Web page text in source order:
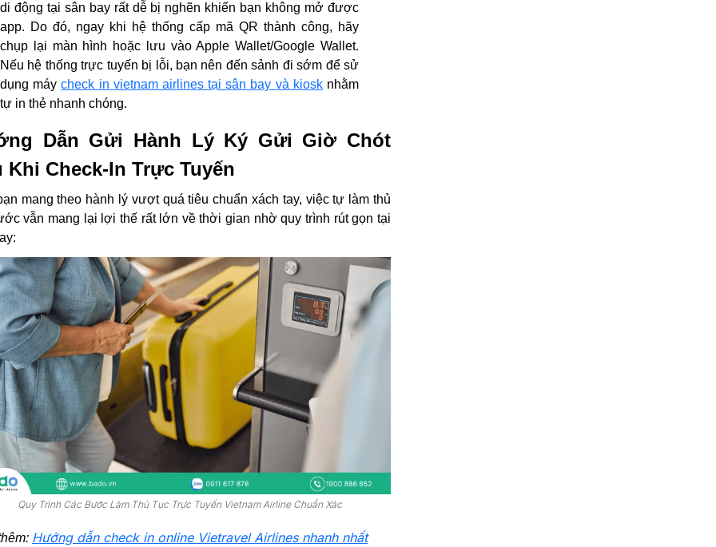
di động tại sân bay rất dễ bị nghẽn khiến bạn không mở được
app. Do đó, ngay khi hệ thống cấp mã QR thành công, hãy
chụp lại màn hình hoặc lưu vào Apple Wallet/Google Wallet.
Nếu hệ thống trực tuyến bị lỗi, bạn nên đến sảnh đi sớm để sử
dụng máycheck in vietnam airlines tại sân bay và kiosknhằm
tự in thẻ nhanh chóng.
Dẫn Gửi Hành Lý Ký Gửi Giờ Chót
Khi Check-In Trực Tuyến
mang theo hành lý vượt quá tiêu chuẩn xách tay, việc tự làm thủ
vẫn mang lại lợi thế rất lớn về thời gian nhờ quy trình rút gọn tại
Quy Trình Các Bước Làm Thủ Tục Trực Tuyến Vietnam Airline Chuẩn Xác
Hướng dẫn check in online Vietravel Airlines nhanh nhất